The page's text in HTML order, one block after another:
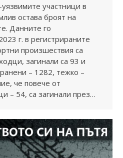
участници в
остава броят на
Данните го
г. в регистрираните
произшествия са
загинали са 93 и
– 1282, тежко –
че повече от
– 54, са загинали през…